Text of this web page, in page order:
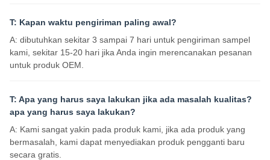
T: Kapan waktu pengiriman paling awal?
A: dibutuhkan sekitar 3 sampai 7 hari untuk pengiriman sampel
kami, sekitar 15-20 hari jika Anda ingin merencanakan pesanan
untuk produk OEM.
T: Apa yang harus saya lakukan jika ada masalah kualitas?
apa yang harus saya lakukan?
A: Kami sangat yakin pada produk kami, jika ada produk yang
bermasalah, kami dapat menyediakan produk pengganti baru
secara gratis.